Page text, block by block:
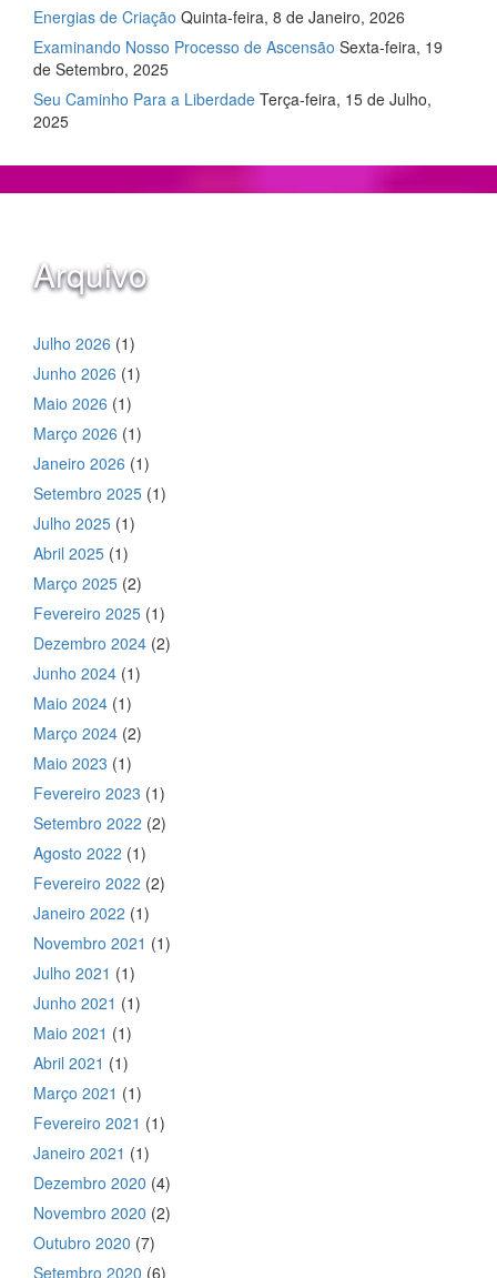
Energias de Criação Quinta-feira, 8 de Janeiro, 2026
Examinando Nosso Processo de Ascensão Sexta-feira, 19
de Setembro, 2025
Seu Caminho Para a Liberdade Terça-feira, 15 de Julho,
2025
Arquivo
Julho 2026 (1)
Junho 2026 (1)
Maio 2026 (1)
Março 2026 (1)
Janeiro 2026 (1)
Setembro 2025 (1)
Julho 2025 (1)
Abril 2025 (1)
Março 2025 (2)
Fevereiro 2025 (1)
Dezembro 2024 (2)
Junho 2024 (1)
Maio 2024 (1)
Março 2024 (2)
Maio 2023 (1)
Fevereiro 2023 (1)
Setembro 2022 (2)
Agosto 2022 (1)
Fevereiro 2022 (2)
Janeiro 2022 (1)
Novembro 2021 (1)
Julho 2021 (1)
Junho 2021 (1)
Maio 2021 (1)
Abril 2021 (1)
Março 2021 (1)
Fevereiro 2021 (1)
Janeiro 2021 (1)
Dezembro 2020 (4)
Novembro 2020 (2)
Outubro 2020 (7)
Setembro 2020 (6)